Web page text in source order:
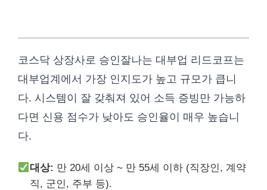
코스닥 상장사로 승인잘나는 대부업 리드코프는
대부업계에서 가장 인지도가 높고 규모가 큽니
다. 시스템이 잘 갖춰져 있어 소득 증빙만 가능하
다면 신용 점수가 낮아도 승인율이 매우 높습니
다.
대상: 만 20세 이상 ~ 만 55세 이하 (직장인, 계약
직, 군인, 주부 등).